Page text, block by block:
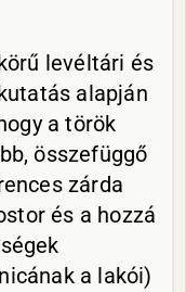
levéltári és
alapján
a török
összefüggő
zárda
és a hozzá
a lakói)